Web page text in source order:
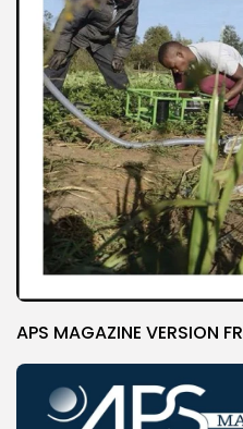
APS MAGAZINE VERSION FR